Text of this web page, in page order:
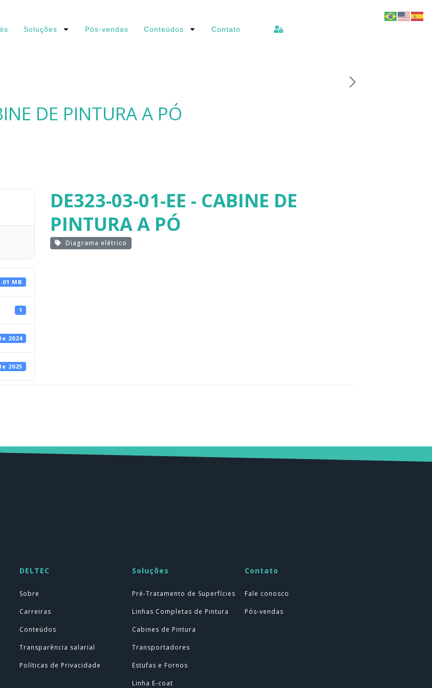
Soluções Pós-vendas Conteúdos Contato
DE PINTURA A PÓ
MB
1
2024
2025
DE323-03-01-EE - CABINE DE
PINTURA A PÓ
Diagrama elétrico
DELTEC Soluções Contato
Sobre
Carreiras
Conteúdos
Transparência salarial
Políticas de Privacidade
Pré-Tratamento de Superfícies
Linhas Completas de Pintura
Cabines de Pintura
Transportadores
Estufas e Fornos
Linha E-coat
Fale conosco
Pós-vendas